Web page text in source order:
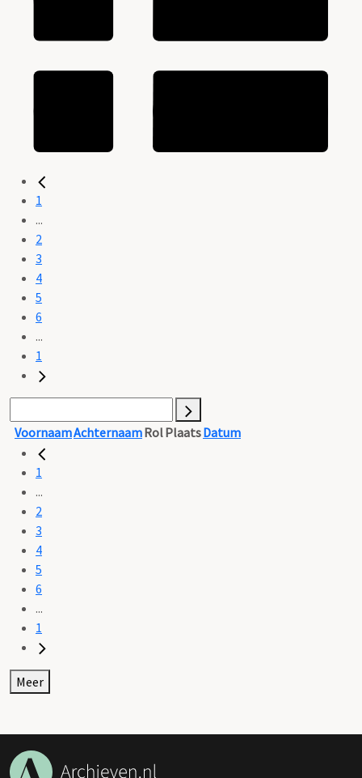
1
...
2
3
4
5
6
...
1
VoornaamAchternaamRolPlaatsDatum
1
...
2
3
4
5
6
...
1
Meer